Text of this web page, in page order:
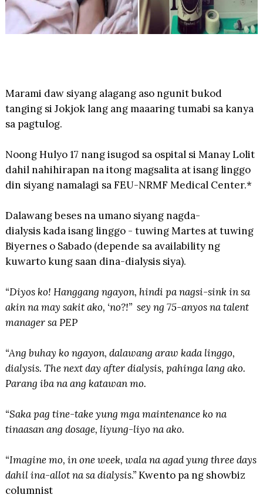
Marami daw siyang alagang aso ngunit bukod
tanging si Jokjok lang ang maaaring tumabi sa kanya
sa pagtulog.
Noong Hulyo 17 nang isugod sa ospital si Manay Lolit
dahil nahihirapan na itong magsalita at isang linggo
din siyang namalagi sa FEU-NRMF Medical Center.*
Dalawang beses na umano siyang nagda-
dialysis kada isang linggo - tuwing Martes at tuwing
Biyernes o Sabado (depende sa availability ng
kuwarto kung saan dina-dialysis siya).
“Diyos ko! Hanggang ngayon, hindi pa nagsi-sink in sa
akin na may sakit ako, ‘no?!” sey ng 75-anyos na talent
manager sa PEP
“Ang buhay ko ngayon, dalawang araw kada linggo,
dialysis. The next day after dialysis, pahinga lang ako.
Parang iba na ang katawan mo.
“Saka pag tine-take yung mga maintenance ko na
tinaasan ang dosage, liyung-liyo na ako.
“Imagine mo, in one week, wala na agad yung three days
dahil ina-allot na sa dialysis.”Kwento pa ng showbiz
columnist